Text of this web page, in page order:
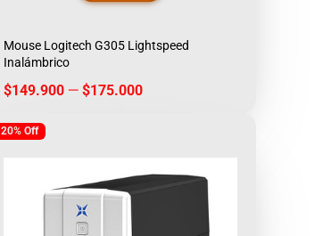
Mouse Logitech G305 Lightspeed
Inalámbrico
Price
$149.900 — $175.000
20% Off